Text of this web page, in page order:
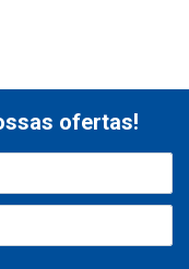
ofertas!